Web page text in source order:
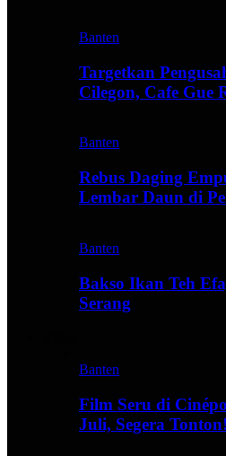
Banten
Targetkan
Cilegon, Cafe
Banten
Rebus Daging
Lembar Daun di
Banten
Bakso Ikan Teh
Serang
Banten
Film Seru di
Juli, Segera Tonton!